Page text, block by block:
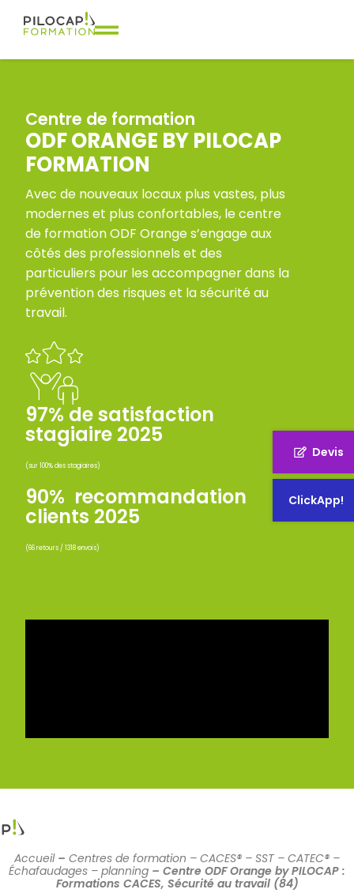
Devis
ClickApp!
Centre de formation
ODF ORANGE BY PILOCAP
FORMATION
Avec de nouveaux locaux plus vastes, plus
modernes et plus confortables, le centre
de formation ODF Orange s’engage aux
côtés des professionnels et des
particuliers pour les accompagner dans la
prévention des risques et la sécurité au
travail.
97% de satisfaction
stagiaire 2025
(sur 100% des stagiaires)
90% recommandation
clients 2025
(66 retours / 1318 envois)
Accueil– Centres de formation – CACES® – SST – CATEC® –
Échafaudages – planning – Centre ODF Orange by PILOCAP :
Formations CACES, Sécurité au travail (84)